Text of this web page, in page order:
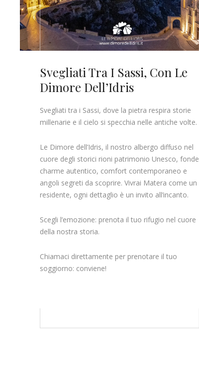
Svegliati Tra I Sassi, Con Le
Dimore Dell’Idris
Svegliati tra i Sassi, dove la pietra respira storie
millenarie e il cielo si specchia nelle antiche volte.
Le Dimore dell’Idris, il nostro albergo diffuso nel
cuore degli storici rioni patrimonio Unesco, fonde
charme autentico, comfort contemporaneo e
angoli segreti da scoprire. Vivrai Matera come un
residente, ogni dettaglio è un invito all’incanto.
Scegli l’emozione: prenota il tuo rifugio nel cuore
della nostra storia.
Chiamaci direttamente per prenotare il tuo
soggiorno: conviene!